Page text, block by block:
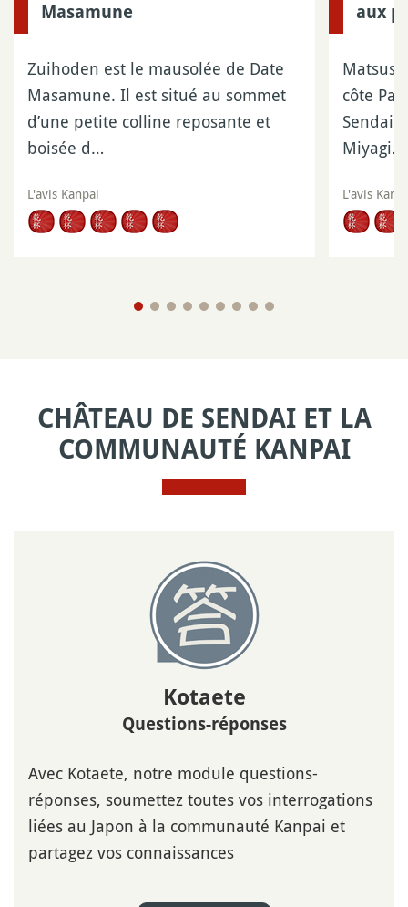
Masamune
Zuihoden est le mausolée de Date
Masamune. Il est situé au sommet
d’une petite colline reposante et
boisée d…
L'avis Kanpai
aux
côte
Sendai
Miyagi…
L'avis
CHÂTEAU DE SENDAI ET LA
COMMUNAUTÉ KANPAI
Kotaete
Questions-réponses
Avec Kotaete, notre module questions-
réponses, soumettez toutes vos interrogations
liées au Japon à la communauté Kanpai et
partagez vos connaissances